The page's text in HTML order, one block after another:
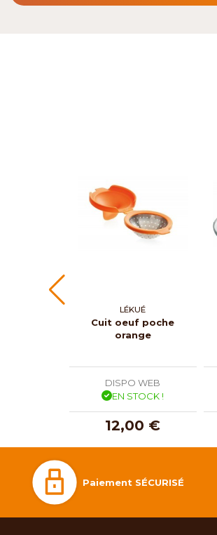
LÉKUÉ
Cuit oeuf poche
orange
DISPO WEB
EN STOCK !
12,00 €
Paiement SÉCURISÉ